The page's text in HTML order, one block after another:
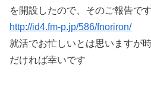
を開設したので、そのご報告です
http://id4.fm-p.jp/586/fnoriron/
就活でお忙しいとは思いますが
だければ幸いです